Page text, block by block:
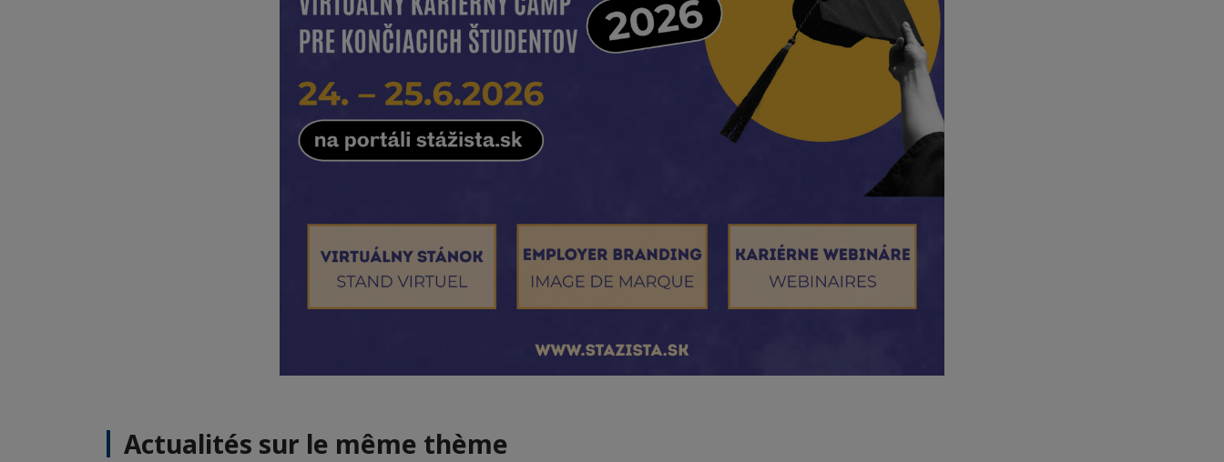
Actualités sur le même thème